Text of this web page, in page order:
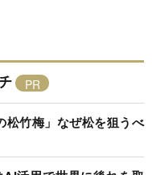
松竹梅」なぜ松を狙うべ